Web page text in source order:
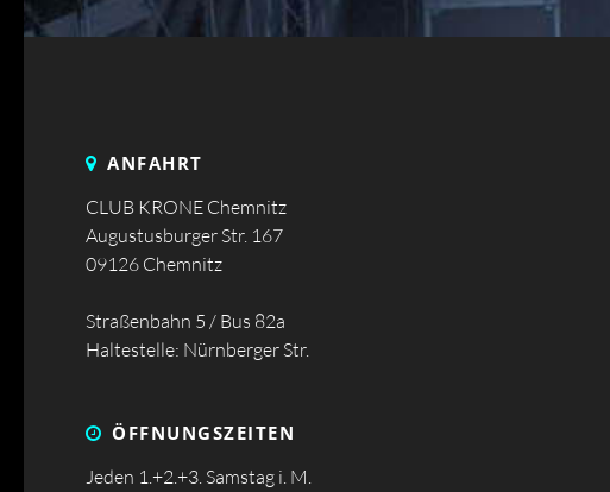
ANFAHRT
CLUB KRONE Chemnitz
Augustusburger Str. 167
09126 Chemnitz
Straßenbahn 5 / Bus 82a
Haltestelle: Nürnberger Str.
ÖFFNUNGS­ZEITEN
Jeden 1.+2.+3. Samstag i. M.